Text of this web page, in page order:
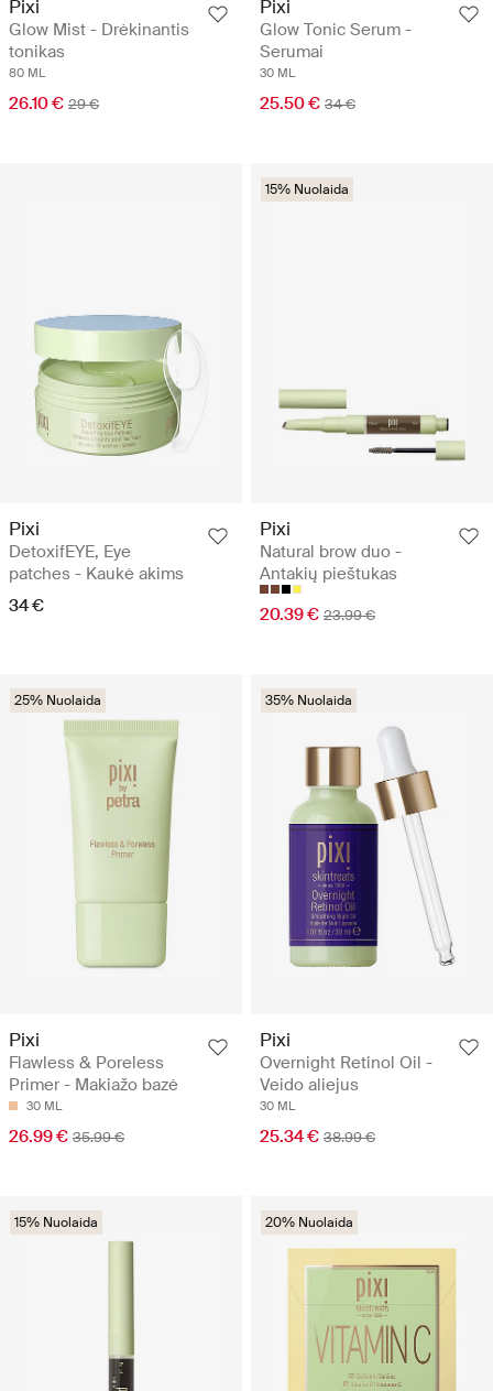
Pixi
Glow Mist - Drėkinantis
tonikas
80 ML
26.10 € 29 €
Pixi
Glow Tonic Serum -
Serumai
30 ML
25.50 € 34 €
Pixi
DetoxifEYE, Eye
patches - Kaukė akims
34 €
15% Nuolaida
Pixi
Natural brow duo -
Antakių pieštukas
20.39 € 23.99 €
25% Nuolaida
Pixi
Flawless & Poreless
Primer - Makiažo bazė
30 ML
26.99 € 35.99 €
35% Nuolaida
Pixi
Overnight Retinol Oil -
Veido aliejus
30 ML
25.34 € 38.99 €
15% Nuolaida 20% Nuolaida